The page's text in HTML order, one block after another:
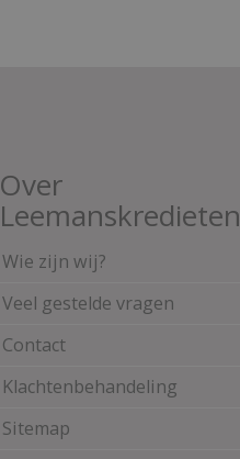
Over
Leemanskredieten
Wie zijn wij?
Veel gestelde vragen
Contact
Klachtenbehandeling
Sitemap